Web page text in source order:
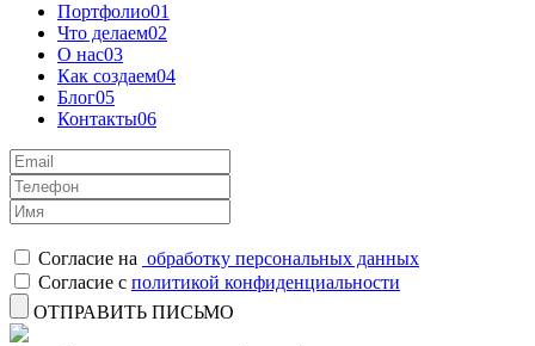
Портфолио01
Что делаем02
О нас03
Как создаем04
Блог05
Контакты06
Согласие на обработку персональных данных
Согласие с политикой конфиденциальности
ОТПРАВИТЬ ПИСЬМО